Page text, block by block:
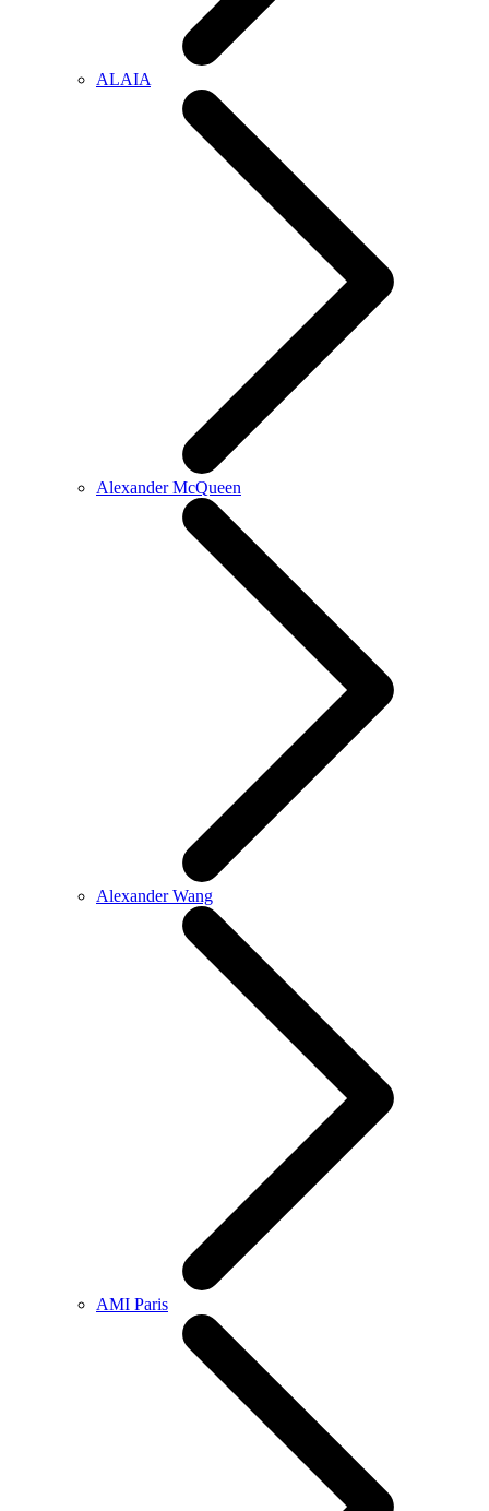
ALAIA
Alexander McQueen
Alexander Wang
AMI Paris